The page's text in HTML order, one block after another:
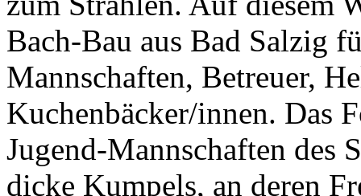
Bach-Bau aus Bad Salzig
Mannschaften, Betreuer,
Kuchenbäcker/innen. Das
Jugend-Mannschaften des
dicke Kumpels, an deren